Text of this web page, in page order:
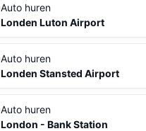
Auto huren
Londen Luton Airport
Auto huren
Londen Stansted Airport
Auto huren
London - Bank Station